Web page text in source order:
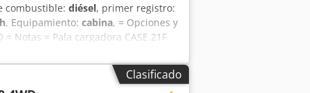
combustible: diésel, primer registro:
, Equipamiento: cabina, = Opciones y
Notas = Pala cargadora CASE 21F
cargadora compacta y potente
mantenida. La máquina está lista
reciclaje, trabajos deClasificado